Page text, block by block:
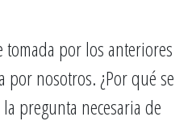
por los anteriores
por nosotros. ¿Por qué se
pregunta necesaria de